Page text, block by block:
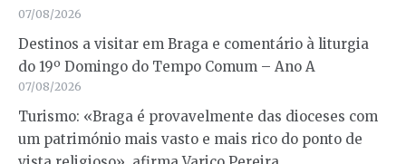
07/08/2026
Destinos a visitar em Braga e comentário à liturgia
do 19º Domingo do Tempo Comum – Ano A
07/08/2026
Turismo: «Braga é provavelmente das dioceses com
um património mais vasto e mais rico do ponto de